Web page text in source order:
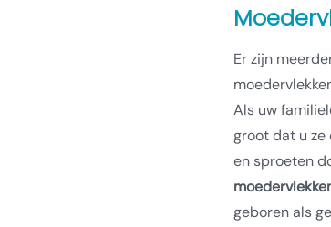
Er zijn
Als uw
groot dat u ze
en sproeten
geboren als